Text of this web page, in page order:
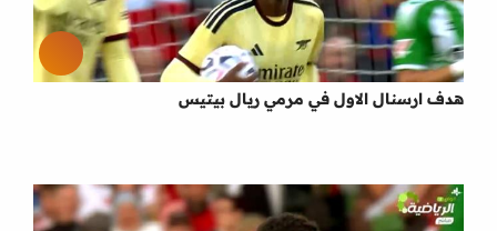
هدف ارسنال الاول في مرمي ريال بيتيس